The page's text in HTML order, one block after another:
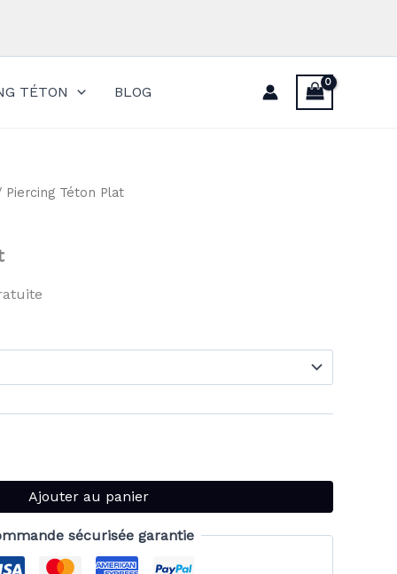
TÉTON BLOG
Piercing Téton Plat
Ajouter au panier
sécurisée garantie